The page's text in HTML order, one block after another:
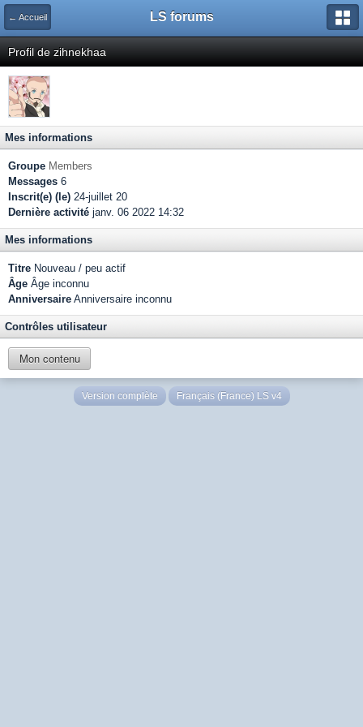
← Accueil LS forums
Profil de zihnekhaa
Mes informations
Groupe Members
Messages 6
Inscrit(e) (le) 24-juillet 20
Dernière activité janv. 06 2022 14:32
Mes informations
Titre Nouveau / peu actif
Âge Âge inconnu
Anniversaire Anniversaire inconnu
Contrôles utilisateur
Mon contenu
Version complète Français (France) LS v4